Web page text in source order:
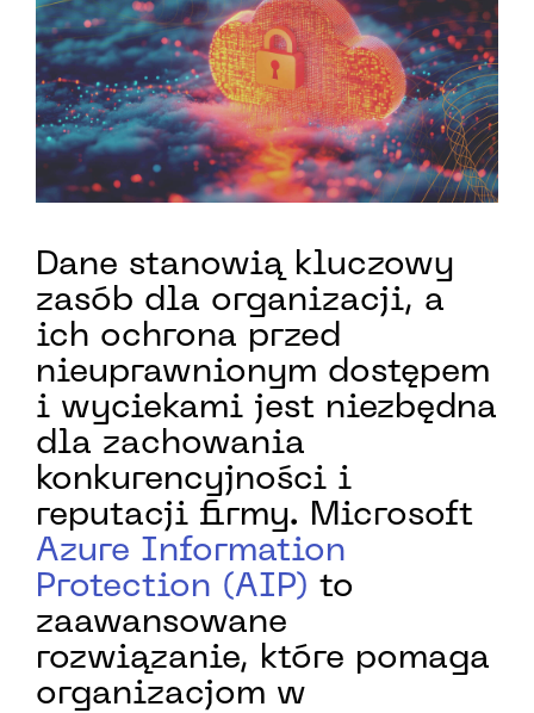
Dane stanowią kluczowy
zasób dla organizacji, a
ich ochrona przed
nieuprawnionym dostępem
i wyciekami jest niezbędna
dla zachowania
konkurencyjności i
reputacji firmy. Microsoft
Azure Information
Protection (AIP) to
zaawansowane
rozwiązanie, które pomaga
organizacjom w